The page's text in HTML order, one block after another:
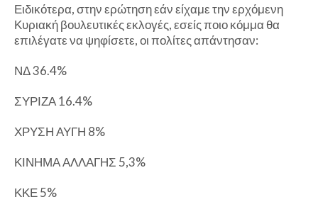
Ειδικότερα, στην ερώτηση εάν είχαμε την ερχόμενη
Κυριακή βουλευτικές εκλογές, εσείς ποιο κόμμα θα
επιλέγατε να ψηφίσετε, οι πολίτες απάντησαν:
ΝΔ 36.4%
ΣΥΡΙΖΑ 16.4%
ΧΡΥΣΗ ΑΥΓΗ 8%
ΚΙΝΗΜΑ ΑΛΛΑΓΗΣ 5,3%
ΚΚΕ 5%